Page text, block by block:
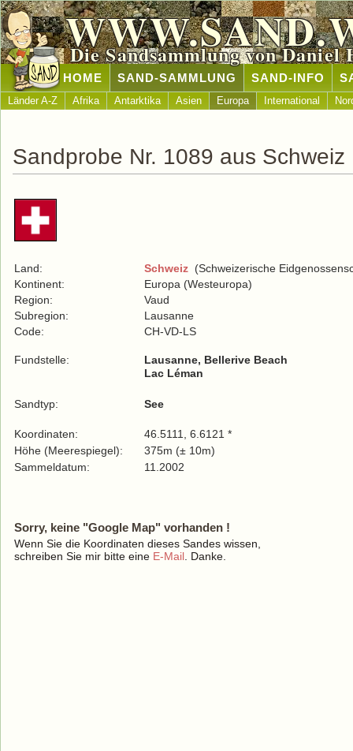
Die Sandsammlung von Daniel
HOME SAND-SAMMLUNG SAND-INFO
Länder A-Z Afrika Antarktika Asien Europa International
Sandprobe Nr. 1089 aus Schweiz
Land: Schweiz (Schweizerische
Kontinent:
Europa (Westeuropa)
Region:
Vaud
Subregion:
Lausanne
Code:
CH-VD-LS
Fundstelle:
Lausanne, Bellerive Beach
Lac Léman
Sandtyp: See
Koordinaten:
46.5111, 6.6121 *
Höhe (Meerespiegel):
375m (± 10m)
Sammeldatum:
11.2002
Sorry, keine "Google Map" vorhanden !
Wenn Sie die Koordinaten dieses Sandes wissen,
schreiben Sie mir bitte eine E-Mail . Danke.